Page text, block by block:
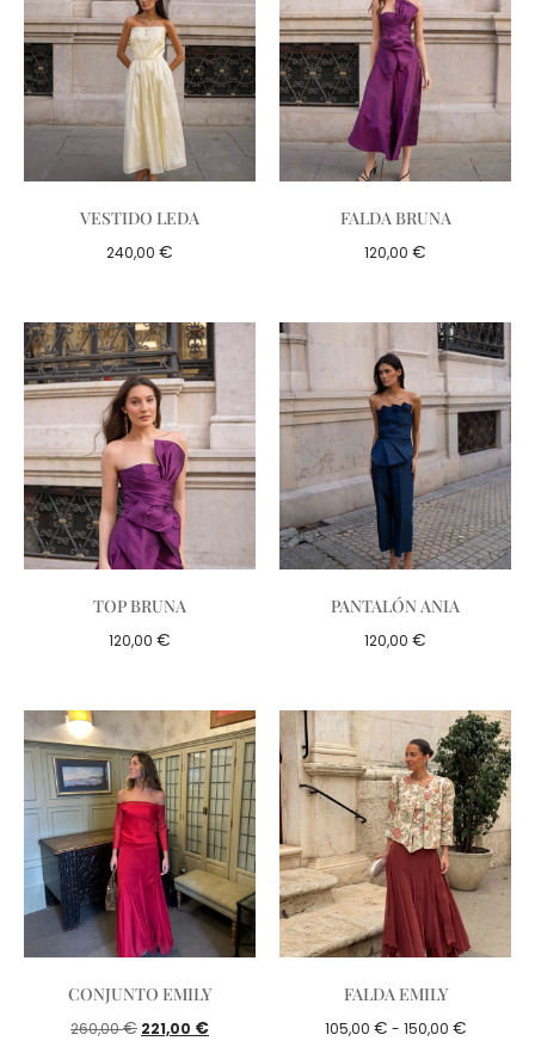
VESTIDO LEDA
240,00 €
FALDA BRUNA
120,00 €
TOP BRUNA
120,00 €
PANTALÓN ANIA
120,00 €
CONJUNTO EMILY
260,00€ 221,00 €
FALDA EMILY
105,00 € - 150,00 €